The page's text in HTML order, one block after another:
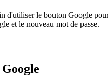
d'utiliser le bouton Google
et le nouveau mot de passe.